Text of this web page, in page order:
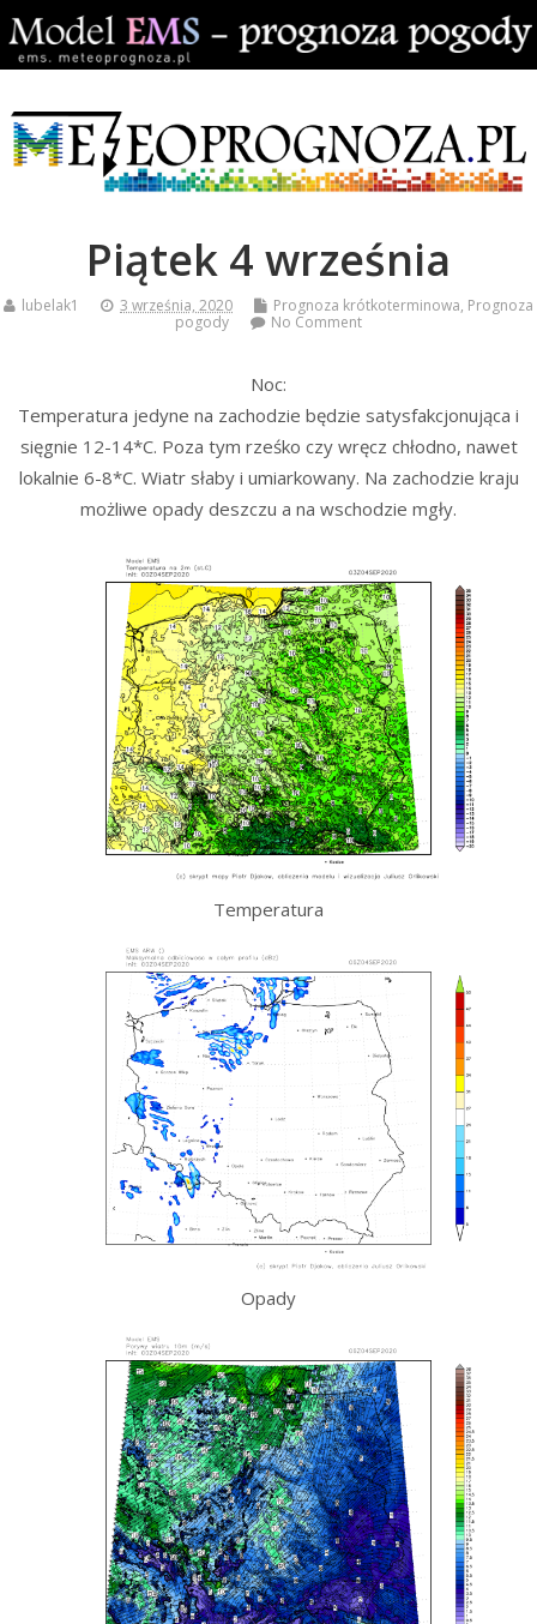
Piątek 4 września
lubelak1 3 września, 2020 Prognoza krótkoterminowa, Prognoza
pogody
No Comment
Noc:
Temperatura jedyne na zachodzie będzie satysfakcjonująca i
sięgnie 12-14*C. Poza tym rześko czy wręcz chłodno, nawet
lokalnie 6-8*C. Wiatr słaby i umiarkowany. Na zachodzie kraju
możliwe opady deszczu a na wschodzie mgły.
Temperatura
Opady